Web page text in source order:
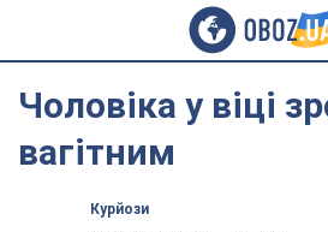
Чоловіка у віці
вагітним
Курйози